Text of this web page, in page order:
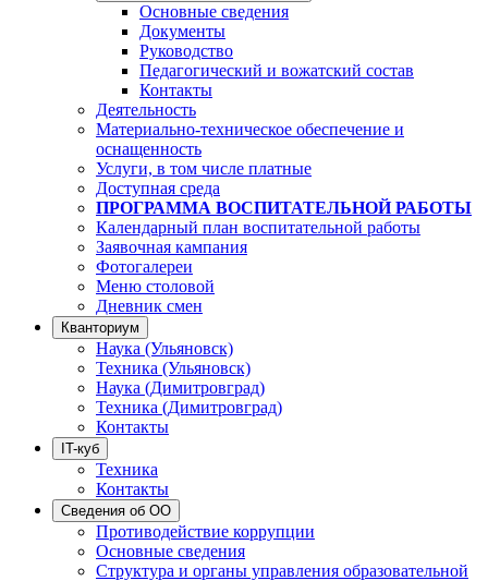
Основные сведения
Документы
Руководство
Педагогический и вожатский состав
Контакты
Деятельность
Материально-техническое обеспечение и
оснащенность
Услуги, в том числе платные
Доступная среда
ПРОГРАММА ВОСПИТАТЕЛЬНОЙ РАБОТЫ
Календарный план воспитательной работы
Заявочная кампания
Фотогалереи
Меню столовой
Дневник смен
Кванториум
Наука (Ульяновск)
Техника (Ульяновск)
Наука (Димитровград)
Техника (Димитровград)
Контакты
IT-куб
Техника
Контакты
Сведения об ОО
Противодействие коррупции
Основные сведения
Структура и органы управления образовательной